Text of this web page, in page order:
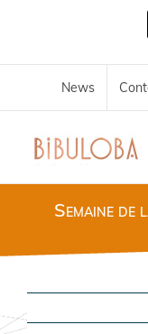
News
Semaine